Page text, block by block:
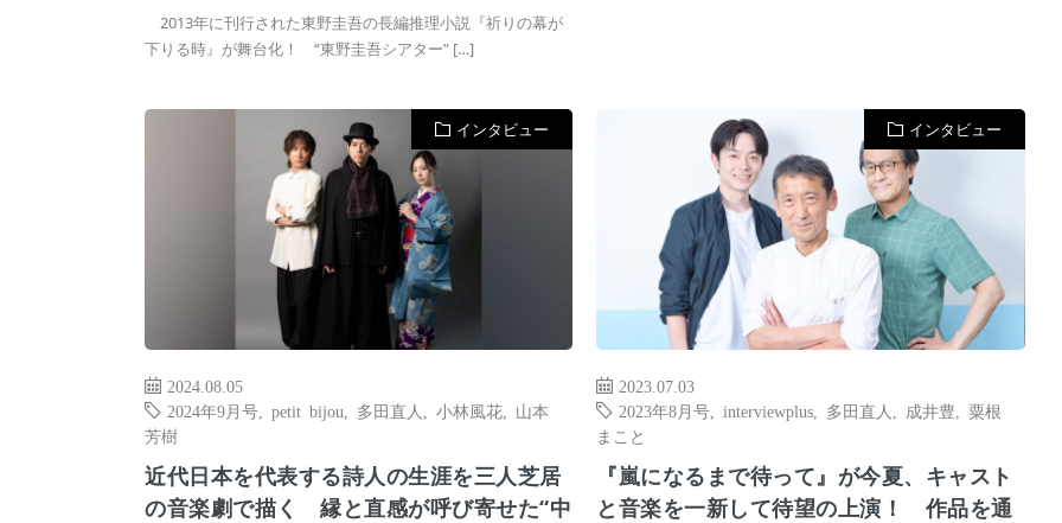
2013年に刊行された東野圭吾の長編推理小説『祈りの幕が
下りる時』が舞台化！ “東野圭吾シアター” […]
インタビュー
2024.08.05
2024年9月号
petit bijou 多田直人 小林風花
山本
芳樹
近代日本を代表する詩人の生涯を三人芝居
の音楽劇で描く 縁と直感が呼び寄せた“中
インタビュー
2023.07.03
2023年8月号 ,interviewplus 多田直人 成井豊 ,粟根
まこと
『嵐になるまで待って』が今夏、キャスト
と音楽を一新して待望の上演！ 作品を通